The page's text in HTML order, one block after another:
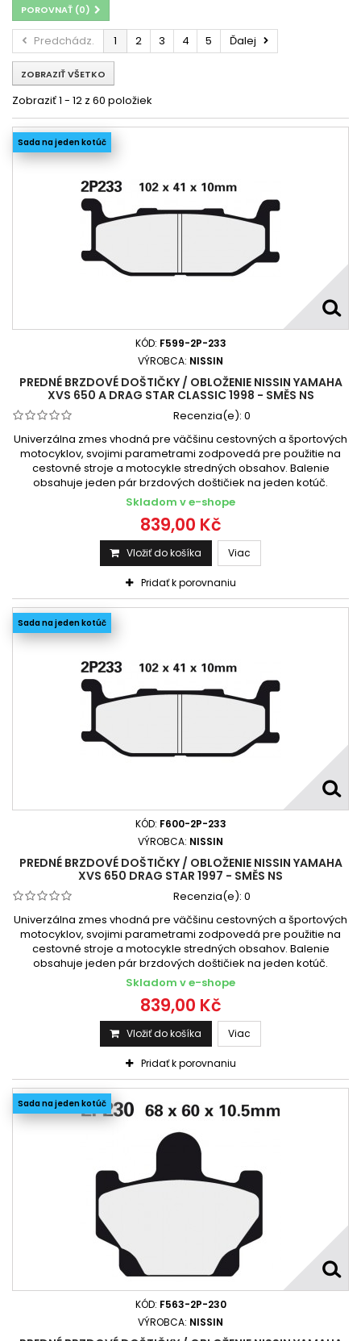
Yamaha 650 XS SJ, SK 1982 -
Yamaha 650 XS SK,HERITAGE 1983 -
Yamaha 650 XS SPECIAL 1979 -
Yamaha 650 XVS DRAG STAR CLASSIC 1999 - 2002
Yamaha TX 650 1972 - 1973
Yamaha XJ 650 1983
Yamaha XJ 650 1983
Yamaha XJ 650 G, H, SH Left/Rear 1980 - 1983
Yamaha XJ 650 H, N 1980 - 1985
Yamaha XJ 650 Seca 1981 - 1983
Yamaha XJ 650 Turbo 1981 - 1982
Yamaha XJ 650 Turbo 1982 - 1984
Yamaha XS 650 1975 - 1977
Yamaha XS 650 1977 - 1983
Yamaha XS 650 1980 - 1982
Yamaha XVS 650 A Drag Star Classic 1998 -
Yamaha XVS 650 A Drag Star Classic 1998 - 2006
Yamaha XVS 650 Drag Star (Classic) 1997-2007
Yamaha XVS 650 Drag Star 1997 -
Yamaha XVS 650 Drag Star 1997 - 2000
Yamaha XVS 650 Drag Star 1997 - 2006
Yamaha XVS 650 Drag Star 2001 - 2004
Yamaha XVS 650 Drag Star classic 1998 - 2000
Yamaha XVS 650 Drag Star classic 2001 - 2003
Yamaha XVS 650 Drag Star classic 2004 - 2007
POROVNAŤ (0)
Predchádz. 1 2 3 4 5 Ďalej
ZOBRAZIŤ VŠETKO
Zobraziť 1 - 12 z 60 položiek
Sada na jeden kotúč
KÓD: F599-2P-233
VÝROBCA: NISSIN
PREDNÉ BRZDOVÉ DOŠTIČKY / OBLOŽENIE NISSIN YAMAHA
XVS 650 A DRAG STAR CLASSIC 1998 - SMĚS NS
Recenzia(e): 0
Univerzálna zmes vhodná pre väčšinu cestovných a športových
motocyklov, svojimi parametrami zodpovedá pre použitie na
cestovné stroje a motocykle stredných obsahov. Balenie
obsahuje jeden pár brzdových doštičiek na jeden kotúč.
Skladom v e-shope
839,00 Kč
Vložiť do košíka Viac
Pridať k porovnaniu
Sada na jeden kotúč
KÓD: F600-2P-233
VÝROBCA: NISSIN
PREDNÉ BRZDOVÉ DOŠTIČKY / OBLOŽENIE NISSIN YAMAHA
XVS 650 DRAG STAR 1997 - SMĚS NS
Recenzia(e): 0
Univerzálna zmes vhodná pre väčšinu cestovných a športových
motocyklov, svojimi parametrami zodpovedá pre použitie na
cestovné stroje a motocykle stredných obsahov. Balenie
obsahuje jeden pár brzdových doštičiek na jeden kotúč.
Skladom v e-shope
839,00 Kč
Vložiť do košíka Viac
Pridať k porovnaniu
Sada na jeden kotúč
KÓD: F563-2P-230
VÝROBCA: NISSIN